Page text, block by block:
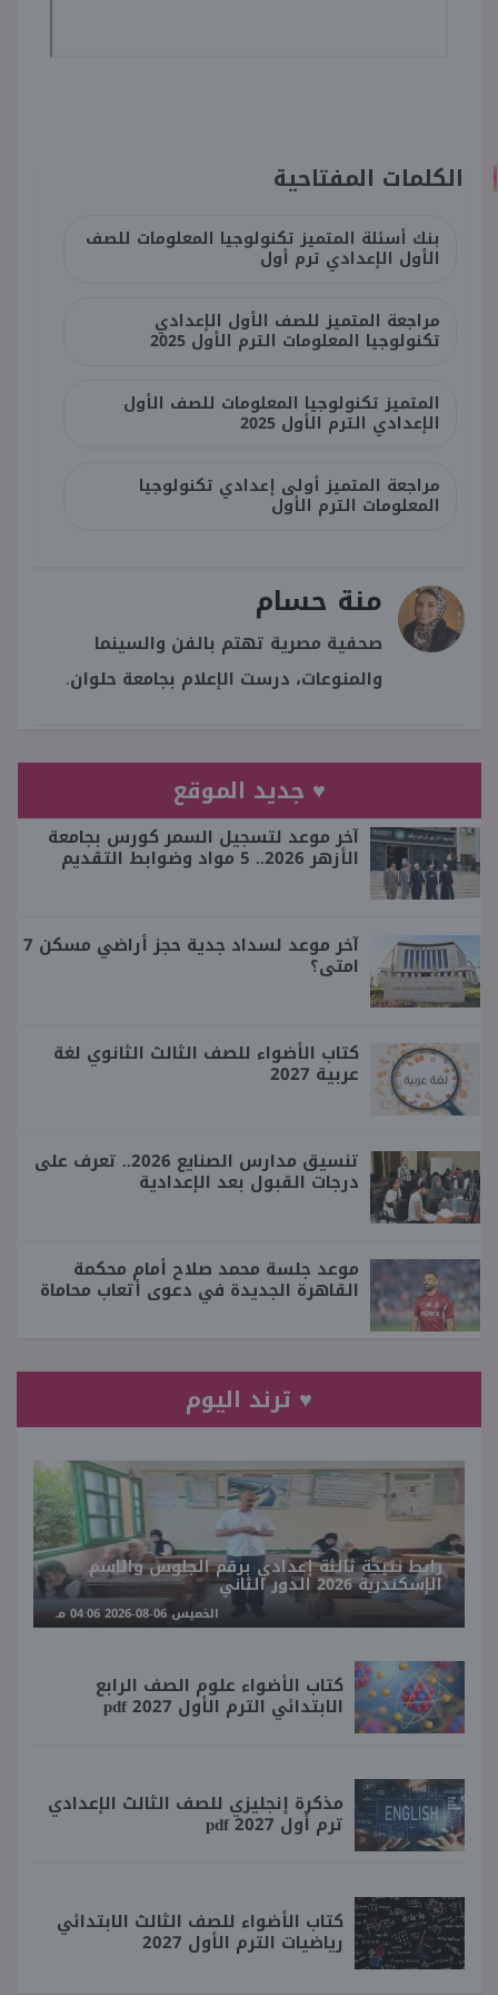
الكلمات المفتاحية
بنك أسئلة المتميز تكنولوجيا المعلومات للصف
الأول الإعدادي ترم أول
مراجعة المتميز للصف الأول الإعدادي
تكنولوجيا المعلومات الترم الأول 2025
المتميز تكنولوجيا المعلومات للصف الأول
الإعدادي الترم الأول 2025
مراجعة المتميز أولى إعدادي تكنولوجيا
المعلومات الترم الأول
منة حسام
صحفية مصرية تهتم بالفن والسينما
والمنوعات، درست الإعلام بجامعة حلوان.
♥ جديد الموقع
آخر موعد لتسجيل السمر كورس بجامعة
الأزهر 2026.. 5 مواد وضوابط التقديم
آخر موعد لسداد جدية حجز أراضي مسكن 7
امتى؟
كتاب الأضواء للصف الثالث الثانوي لغة
عربية 2027
تنسيق مدارس الصنايع 2026.. تعرف على
درجات القبول بعد الإعدادية
موعد جلسة محمد صلاح أمام محكمة
القاهرة الجديدة في دعوى أتعاب محاماة
♥ ترند اليوم
رابط نتيجة ثالثة إعدادي برقم الجلوس والاسم
الإسكندرية 2026 الدور الثاني
الخميس 06-08-2026 04:06 مـ
كتاب الأضواء علوم الصف الرابع
الابتدائي الترم الأول 2027 pdf
مذكرة إنجليزي للصف الثالث الإعدادي
ترم أول 2027 pdf
كتاب الأضواء للصف الثالث الابتدائي
رياضيات الترم الأول 2027